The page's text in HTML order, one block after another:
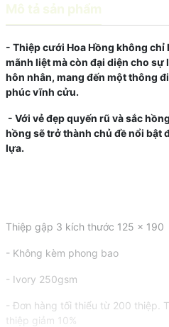
Mô tả sản phẩm
- Thiệp cưới Hoa Hồng không
mãnh liệt mà còn đại diện cho sự
hôn nhân, mang đến một thông
phúc vĩnh cửu.
- Với vẻ đẹp quyến rũ và sắc
hồng sẽ trở thành chủ đề nổi bật
lựa.
Thiệp gập 3 kích thước 125 x 190
- Không kèm phong bao
- Ivory 250gsm
- Đơn hàng tối thiểu từ 200 thiệp.
thiệp giảm 10%